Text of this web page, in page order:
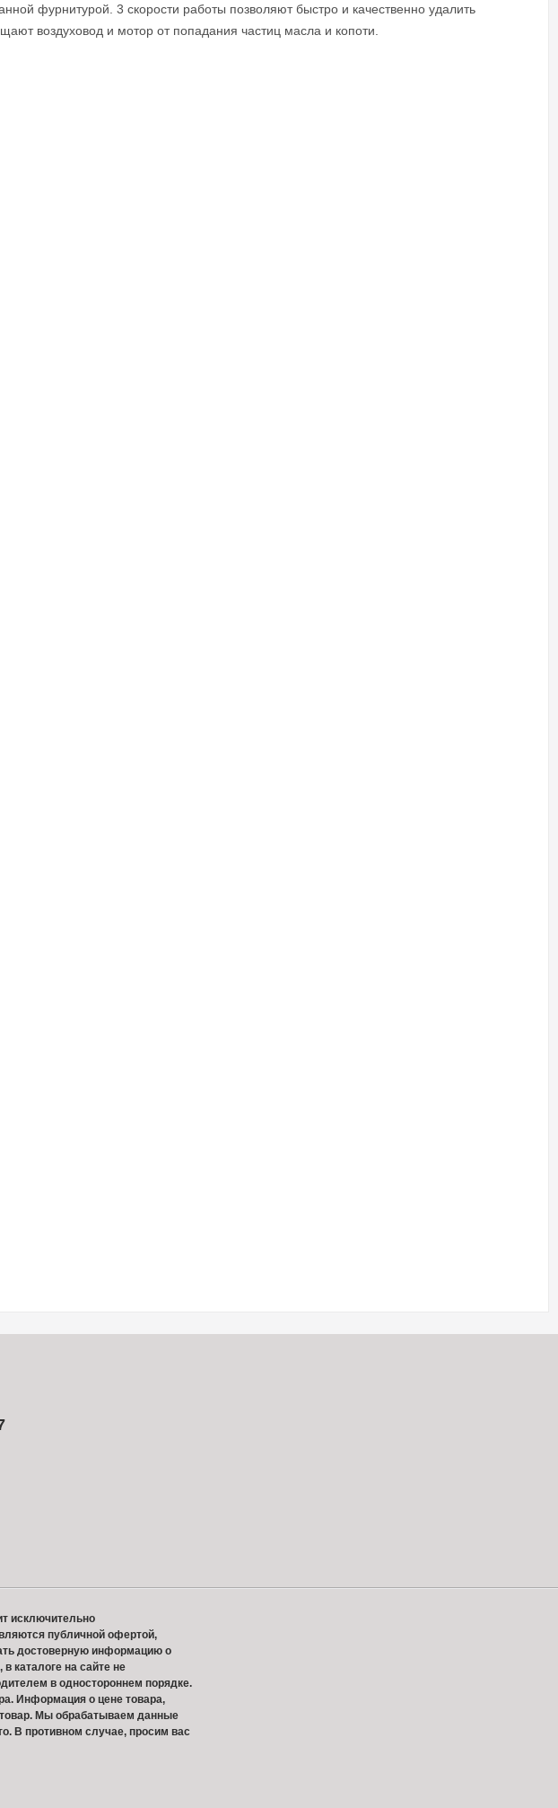
фурнитурой. 3 скорости работы позволяют быстро и качественно удалить
воздуховод и мотор от попадания частиц масла и копоти.
исключительно
публичной офертой,
достоверную информацию о
каталоге на сайте не
в одностороннем порядке.
Информация о цене товара,
товар. Мы обрабатываем данные
В противном случае, просим вас